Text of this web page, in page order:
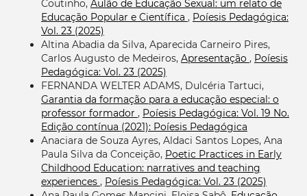
Coutinho, Aulão de Educação Sexual: um relato de
Educação Popular e Científica , Poíesis Pedagógica:
Vol. 23 (2025)
Altina Abadia da Silva, Aparecida Carneiro Pires,
Carlos Augusto de Medeiros, Apresentação , Poíesis
Pedagógica: Vol. 23 (2025)
FERNANDA WELTER ADAMS, Dulcéria Tartuci,
Garantia da formação para a educação especial: o
professor formador , Poíesis Pedagógica: Vol. 19 No.
Edição contínua (2021): Poíesis Pedagógica
Anaciara de Souza Ayres, Aldaci Santos Lopes, Ana
Paula Silva da Conceição, Poetic Practices in Early
Childhood Education: narratives and teaching
experiences , Poíesis Pedagógica: Vol. 23 (2025)